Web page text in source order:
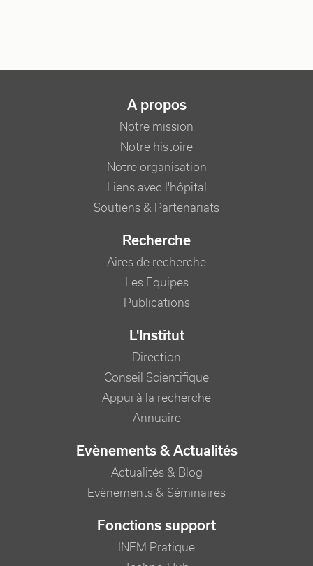
NAVIGATION PRINCIPALE
A propos
Notre mission
Notre histoire
Notre organisation
Liens avec l'hôpital
Soutiens & Partenariats
Recherche
Aires de recherche
Les Equipes
Publications
L'Institut
Direction
Conseil Scientifique
Appui à la recherche
Annuaire
Evènements & Actualités
Actualités & Blog
Evènements & Séminaires
Fonctions support
INEM Pratique